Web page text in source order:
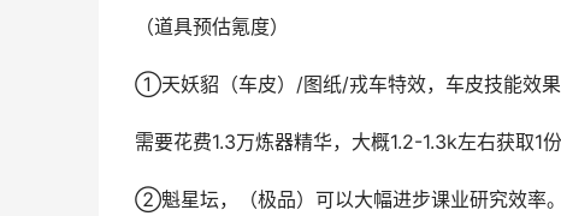
（道具预估氪度）
①天妖貂（车皮）/图纸/戎车特效，车皮技能效果
需要花费1.3万炼器精华，大概1.2-1.3k左右获取1
②魁星坛，（极品）可以大幅进步课业研究效率。